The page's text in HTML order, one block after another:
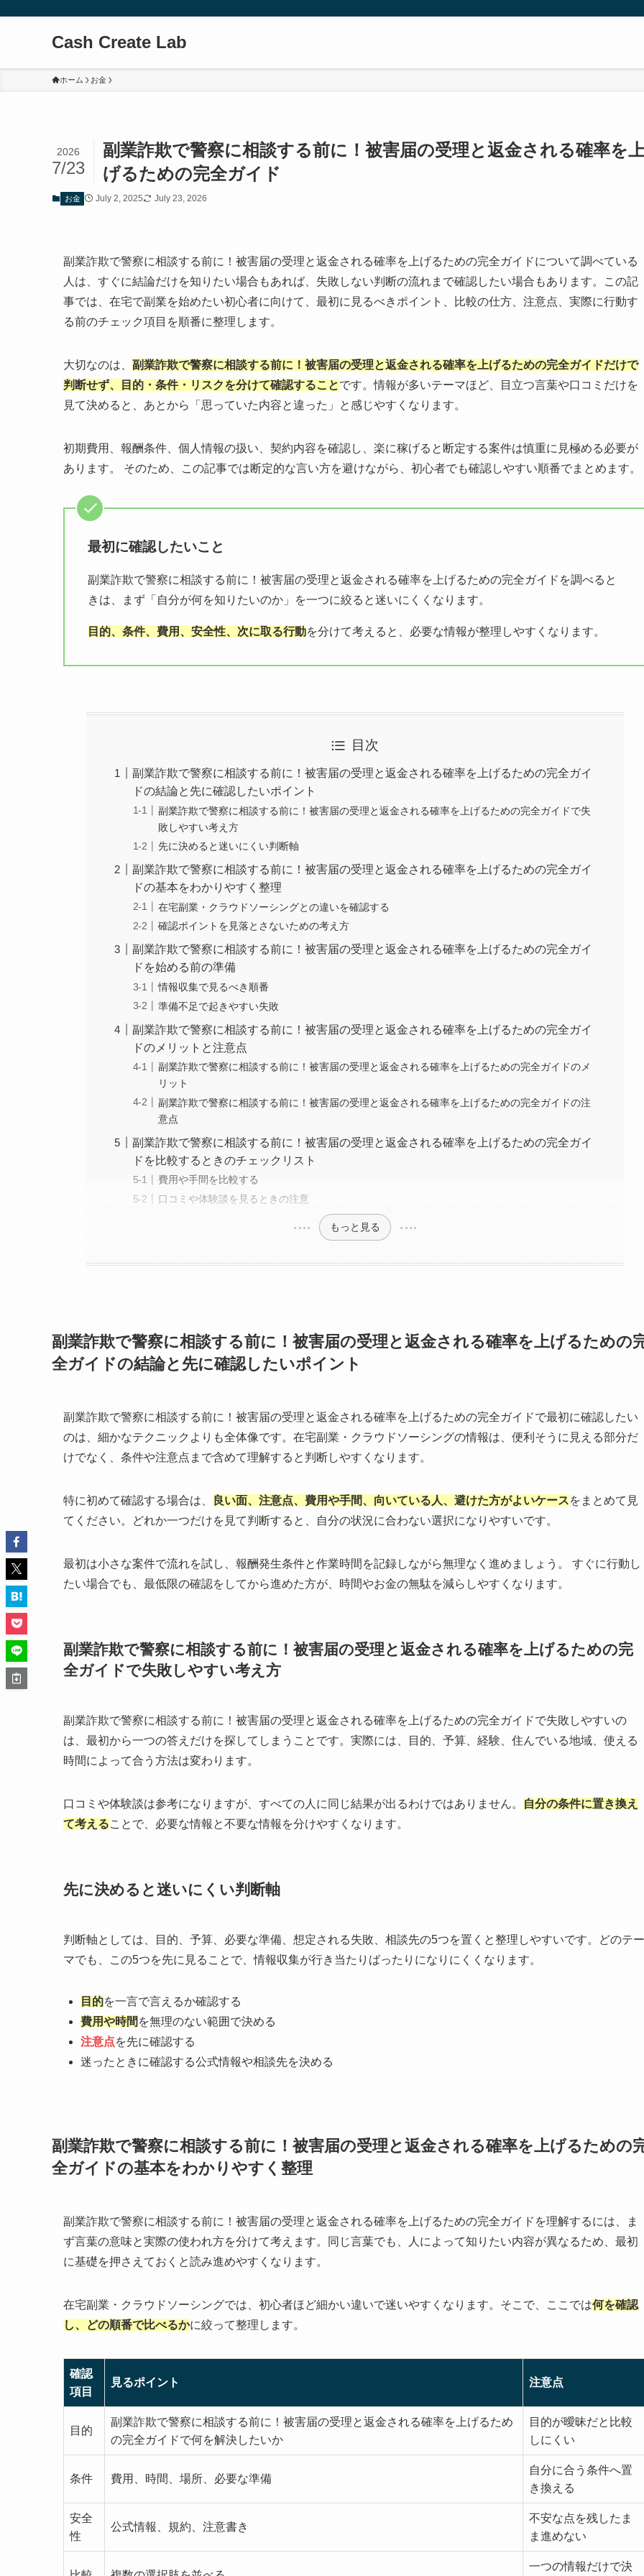
Cash Create Lab
ホーム お金
副業詐欺で警察に相談する前に！被害届の受理と返金される確率を
げるための完全ガイド
2026
7/23
お金 July 2, 2025 July 23, 2026
副業詐欺で警察に相談する前に！被害届の受理と返金される確率を上げるための完全ガイドについて調べている
人は、すぐに結論だけを知りたい場合もあれば、失敗しない判断の流れまで確認したい場合もあります。この記
事では、在宅で副業を始めたい初心者に向けて、最初に見るべきポイント、比較の仕方、注意点、実際に行動す
る前のチェック項目を順番に整理します。
大切なのは、 副業詐欺で警察に相談する前に！被害届の受理と返金される確率を上げるための完全ガイドだけで
判断せず、目的・条件・リスクを分けて確認することです。情報が多いテーマほど、目立つ言葉や口コミだけを
見て決めると、あとから「思っていた内容と違った」と感じやすくなります。
初期費用、報酬条件、個人情報の扱い、契約内容を確認し、楽に稼げると断定する案件は慎重に見極める必要が
あります。 そのため、この記事では断定的な言い方を避けながら、初心者でも確認しやすい順番でまとめます。
最初に確認したいこと
副業詐欺で警察に相談する前に！被害届の受理と返金される確率を上げるための完全ガイドを調べると
きは、まず「自分が何を知りたいのか」を一つに絞ると迷いにくくなります。
目的、条件、費用、安全性、次に取る行動を分けて考えると、必要な情報が整理しやすくなります。
目次
副業詐欺で警察に相談する前に！被害届の受理と返金される確率を上げるための完全ガイ
ドの結論と先に確認したいポイント
副業詐欺で警察に相談する前に！被害届の受理と返金される確率を上げるための完全ガイドで失
敗しやすい考え方
先に決めると迷いにくい判断軸
副業詐欺で警察に相談する前に！被害届の受理と返金される確率を上げるための完全ガイ
ドの基本をわかりやすく整理
在宅副業・クラウドソーシングとの違いを確認する
確認ポイントを見落とさないための考え方
副業詐欺で警察に相談する前に！被害届の受理と返金される確率を上げるための完全ガイ
ドを始める前の準備
情報収集で見るべき順番
準備不足で起きやすい失敗
副業詐欺で警察に相談する前に！被害届の受理と返金される確率を上げるための完全ガイ
ドのメリットと注意点
副業詐欺で警察に相談する前に！被害届の受理と返金される確率を上げるための完全ガイドのメ
リット
副業詐欺で警察に相談する前に！被害届の受理と返金される確率を上げるための完全ガイドの注
意点
副業詐欺で警察に相談する前に！被害届の受理と返金される確率を上げるための完全ガイ
ドを比較するときのチェックリスト
費用や手間を比較する
口コミや体験談を見るときの注意
もっと見る
副業詐欺で警察に相談する前に！被害届の受理と返金される確率を上げるための
全ガイドの結論と先に確認したいポイント
副業詐欺で警察に相談する前に！被害届の受理と返金される確率を上げるための完全ガイドで最初に確認したい
のは、細かなテクニックよりも全体像です。在宅副業・クラウドソーシングの情報は、便利そうに見える部分だ
けでなく、条件や注意点まで含めて理解すると判断しやすくなります。
特に初めて確認する場合は、 良い面、注意点、費用や手間、向いている人、避けた方がよいケースをまとめて見
てください。どれか一つだけを見て判断すると、自分の状況に合わない選択になりやすいです。
最初は小さな案件で流れを試し、報酬発生条件と作業時間を記録しながら無理なく進めましょう。 すぐに行動し
たい場合でも、最低限の確認をしてから進めた方が、時間やお金の無駄を減らしやすくなります。
副業詐欺で警察に相談する前に！被害届の受理と返金される確率を上げるための完
全ガイドで失敗しやすい考え方
副業詐欺で警察に相談する前に！被害届の受理と返金される確率を上げるための完全ガイドで失敗しやすいの
は、最初から一つの答えだけを探してしまうことです。実際には、目的、予算、経験、住んでいる地域、使える
時間によって合う方法は変わります。
口コミや体験談は参考になりますが、すべての人に同じ結果が出るわけではありません。
自分の条件に置き換え
て考えることで、必要な情報と不要な情報を分けやすくなります。
先に決めると迷いにくい判断軸
判断軸としては、目的、予算、必要な準備、想定される失敗、相談先の5つを置くと整理しやすいです。どのテー
マでも、この5つを先に見ることで、情報収集が行き当たりばったりになりにくくなります。
目的を一言で言えるか確認する
費用や時間 を無理のない範囲で決める
注意点を先に確認する
迷ったときに確認する公式情報や相談先を決める
副業詐欺で警察に相談する前に！被害届の受理と返金される確率を上げるための
全ガイドの基本をわかりやすく整理
副業詐欺で警察に相談する前に！被害届の受理と返金される確率を上げるための完全ガイドを理解するには、ま
ず言葉の意味と実際の使われ方を分けて考えます。同じ言葉でも、人によって知りたい内容が異なるため、最初
に基礎を押さえておくと読み進めやすくなります。
在宅副業・クラウドソーシングでは、初心者ほど細かい違いで迷いやすくなります。そこで、ここでは何を確認
し、どの順番で比べるかに絞って整理します。
確認
項目
見るポイント 注意点
目的
副業詐欺で警察に相談する前に！被害届の受理と返金される確率を上げるため
の完全ガイドで何を解決したいか
目的が曖昧だと比較
しにくい
条件 費用、時間、場所、必要な準備
自分に合う条件へ置
き換える
安全
性
公式情報、規約、注意書き
不安な点を残したま
ま進めない
一つの情報だけで決